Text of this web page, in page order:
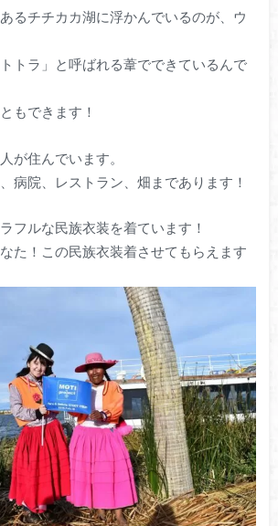
るチチカカ湖に浮かんでいるのが、ウ
トラ」と呼ばれる葦でできているんで
もできます！
が住んでいます。
病院、レストラン、畑まであります！
フルな民族衣装を着ています！
た！この民族衣装着させてもらえます